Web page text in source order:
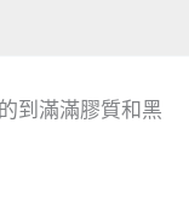
到滿滿膠質和黑